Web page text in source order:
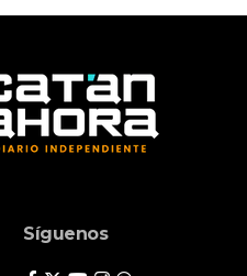
Síguenos